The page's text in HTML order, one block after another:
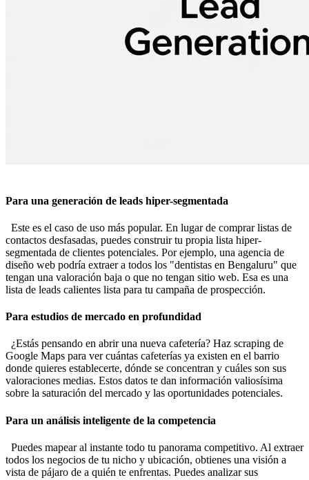
Para una generación de leads hiper-segmentada
Este es el caso de uso más popular. En lugar de comprar listas de
contactos desfasadas, puedes construir tu propia lista hiper-
segmentada de clientes potenciales. Por ejemplo, una agencia de
diseño web podría extraer a todos los "dentistas en Bengaluru" que
tengan una valoración baja o que no tengan sitio web. Esa es una
lista de leads calientes lista para tu campaña de prospección.
Para estudios de mercado en profundidad
¿Estás pensando en abrir una nueva cafetería? Haz scraping de
Google Maps para ver cuántas cafeterías ya existen en el barrio
donde quieres establecerte, dónde se concentran y cuáles son sus
valoraciones medias. Estos datos te dan información valiosísima
sobre la saturación del mercado y las oportunidades potenciales.
Para un análisis inteligente de la competencia
Puedes mapear al instante todo tu panorama competitivo. Al extraer
todos los negocios de tu nicho y ubicación, obtienes una visión a
vista de pájaro de a quién te enfrentas. Puedes analizar sus